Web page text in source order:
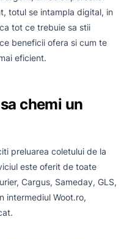
totul se intampla digital, in
tot ce trebuie sa stii
beneficii ofera si cum te
eficient.
chemi un
preluarea coletului de la
este oferit de toate
Cargus, Sameday, GLS,
intermediul Woot.ro,